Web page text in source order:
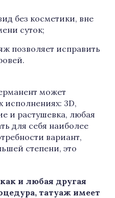
без косметики, вне
суток;
позволяет исправить
может
исполнениях: 3D,
и растушевка, любая
для себя наиболее
вариант,
степени, это
и любая другая
татуаж имеет